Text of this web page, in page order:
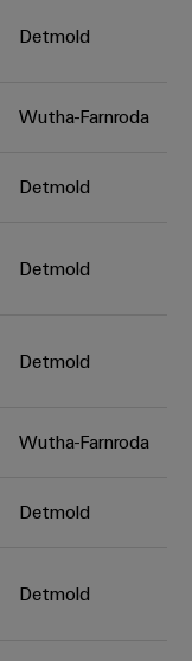
Entwicklung
Karriere auf
neues
Distribution
Detmold
Wutha-Farnroda
Detmold
Detmold
Detmold
Wutha-Farnroda
Detmold
Detmold